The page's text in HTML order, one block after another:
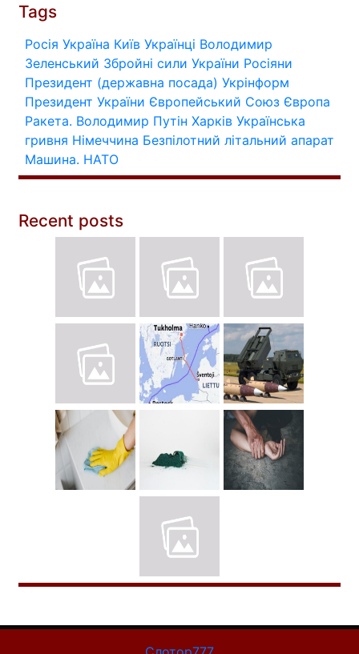
Tags
Росія Україна Київ Українці Володимир
Зеленський Збройні сили України Росіяни
Президент (державна посада) Укрінформ
Президент України Європейський Союз Європа
Ракета. Володимир Путін Харків Українська
гривня Німеччина Безпілотний літальний апарат
Машина. НАТО
Recent posts